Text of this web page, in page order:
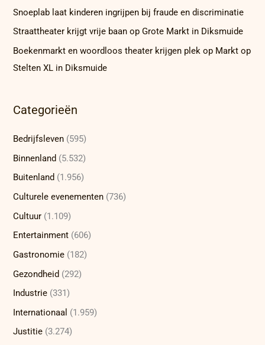
Snoeplab laat kinderen ingrijpen bij fraude en discriminatie
Straattheater krijgt vrije baan op Grote Markt in Diksmuide
Boekenmarkt en woordloos theater krijgen plek op Markt op
Stelten XL in Diksmuide
Categorieën
Bedrijfsleven (595)
Binnenland (5.532)
Buitenland (1.956)
Culturele evenementen (736)
Cultuur (1.109)
Entertainment (606)
Gastronomie (182)
Gezondheid (292)
Industrie (331)
Internationaal (1.959)
Justitie (3.274)